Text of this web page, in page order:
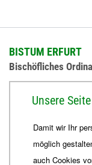
BISTUM ERFURT
Bischöfliches
+49 361 6572-
E-Mail ordinariat@
Unsere
Damit wir Ihr
möglich
auch Cookies